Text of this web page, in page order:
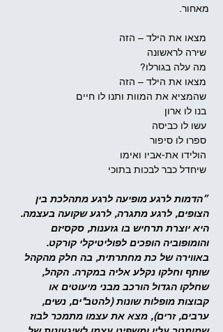
מאחור.
מצאו את הילד – הזה
שירה לראשונה
מה עלה בגורלו?
מצאו את הילד – הזה
שהמציא את המוות ותנו לו חיים
בנו לו ארון
עשו לו כביסה
ספרו לו סיפור
הולידו את-אביו ואימו
שיחדל כבר לבכות בתוכי
״הדמות לרגע מופיעה לרגע מתהלכת בין
הצופים, לרגע מתגרה, לרגע שקועה בעצמה.
היא יוצרת תרחיש בו גזענות, סקסיזם
והומופוביה הופכים לפוליטיקלי קורקט.
באווירה של כת מחתרתית, בה חלק מהקהל
שותף וחלקו נקלע אליה במקרה. הקהל,
שחלקו הגדול הורכב מבני מיעוטים או
קבוצות מופלות שונות (להטב"ים, נשים,
ערבים, זרים), מצא את עצמו מתמכר לבוז